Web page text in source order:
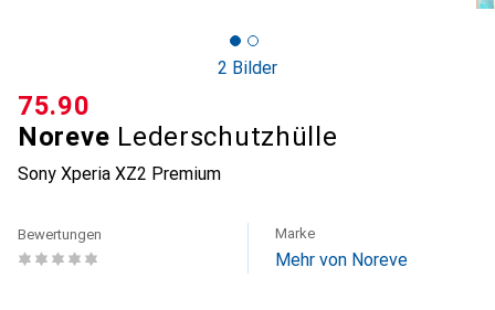
2 Bilder
Noreve Lederschutzhülle
Sony Xperia XZ2 Premium
CHF
75.90
Bewertungen Marke
Mehr von Noreve